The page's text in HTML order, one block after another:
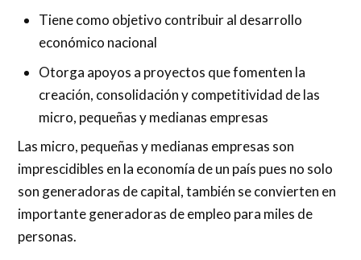
Tiene como objetivo contribuir al desarrollo
económico nacional
Otorga apoyos a proyectos que fomenten la
creación, consolidación y competitividad de las
micro, pequeñas y medianas empresas
Las micro, pequeñas y medianas empresas son
imprescidibles en la economía de un país pues no solo
son generadoras de capital, también se convierten en
importante generadoras de empleo para miles de
personas.